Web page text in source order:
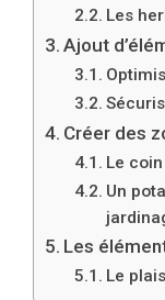
Les
Ajout
Créer des
Le
Un
Les
Le